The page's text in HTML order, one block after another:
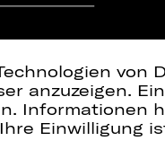
anzuzeigen.
Informationen
Einwilligung